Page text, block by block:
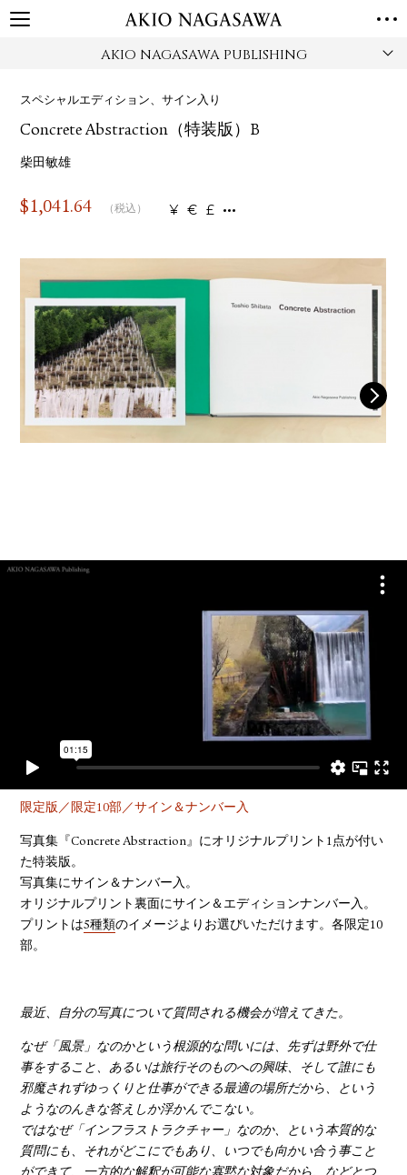
AKIO NAGASAWA PUBLISHING
スペシャルエディション、サイン入り
Concrete Abstraction（特装版）B
柴田敏雄
$1,041.64 （税込） ¥ € £
限定版／限定10部／サイン＆ナンバー入
写真集『Concrete Abstraction』にオリジナルプリント1点が付い
た特装版。
写真集にサイン＆ナンバー入。
オリジナルプリント裏面にサイン＆エディションナンバー入。
プリントは5種類のイメージよりお選びいただけます。各限定10
部。
最近、自分の写真について質問される機会が増えてきた。
なぜ「風景」なのかという根源的な問いには、先ずは野外で仕
事をすること、あるいは旅行そのものへの興味、そして誰にも
邪魔されずゆっくりと仕事ができる最適の場所だから、という
ようなのんきな答えしか浮かんでこない。
ではなぜ「インフラストラクチャー」なのか、という本質的な
質問にも、それがどこにでもあり、いつでも向かい合う事こと
TOP
ONLINE
PUBLISHING
PRIVACY POLICY
INSTAGRAM
GALLERY
PUBLISHING
TWITTER
FACEBOOK
YOUTUBE